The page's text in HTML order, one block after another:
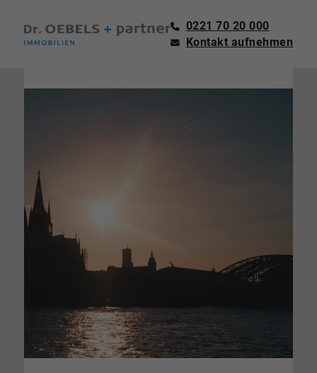
0221 70 20 000
Kontakt aufnehmen